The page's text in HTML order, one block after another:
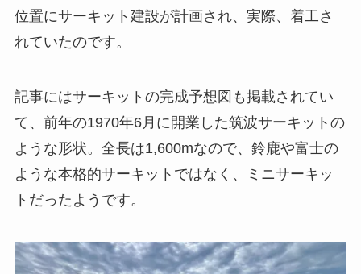
位置にサーキット建設が計画され、実際、着工さ
れていたのです。
記事にはサーキットの完成予想図も掲載されてい
て、前年の1970年6月に開業した筑波サーキットの
ような形状。全長は1,600mなので、鈴鹿や富士の
ような本格的サーキットではなく、ミニサーキッ
トだったようです。